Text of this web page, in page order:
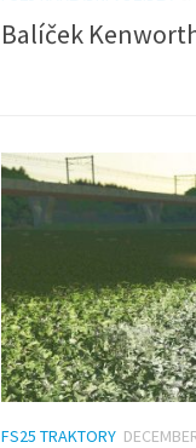
Balíček
FS25 TRAKTORY